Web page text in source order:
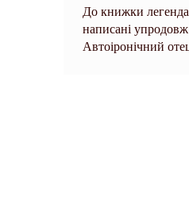
До книжки
написані упродовж
Автоіронічний